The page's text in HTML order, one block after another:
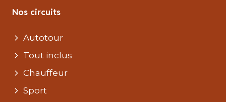
Nos circuits
Autotour
Tout inclus
Chauffeur
Sport